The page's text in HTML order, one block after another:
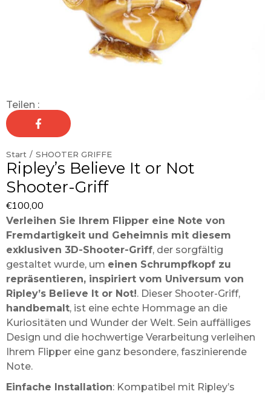
Teilen :
Sie befinden sich hier:
Start SHOOTER GRIFFE
Ripley’s Believe It or Not
Shooter-Griff
€100,00
Verleihen Sie Ihrem Flipper eine Note von
Fremdartigkeit und Geheimnis mit diesem
exklusiven 3D-Shooter-Griff, der sorgfältig
gestaltet wurde, um einen Schrumpfkopf zu
repräsentieren, inspiriert vom Universum von
Ripley’s Believe It or Not!. Dieser Shooter-Griff,
handbemalt, ist eine echte Hommage an die
Kuriositäten und Wunder der Welt. Sein auffälliges
Design und die hochwertige Verarbeitung verleihen
Ihrem Flipper eine ganz besondere, faszinierende
Note.
Einfache Installation: Kompatibel mit Ripley’s